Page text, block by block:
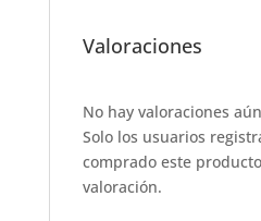
Valoraciones
No hay valoraciones
Solo los usuarios
comprado este
valoración.